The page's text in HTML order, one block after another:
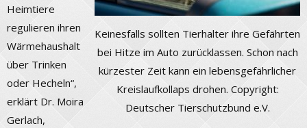
Keinesfalls sollten Tierhalter ihre Gefährten
bei Hitze im Auto zurücklassen. Schon nach
kürzester Zeit kann ein lebensgefährlicher
Kreislaufkollaps drohen. Copyright:
Deutscher Tierschutzbund e.V.
Heimtiere
regulieren ihren
Wärmehaushalt
über Trinken
oder Hecheln“,
erklärt Dr. Moira
Gerlach,